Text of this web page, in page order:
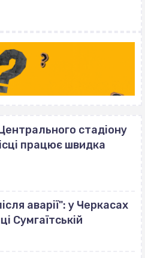
стадіону
працює швидка
аварії": у Черкасах
Сумгаїтській